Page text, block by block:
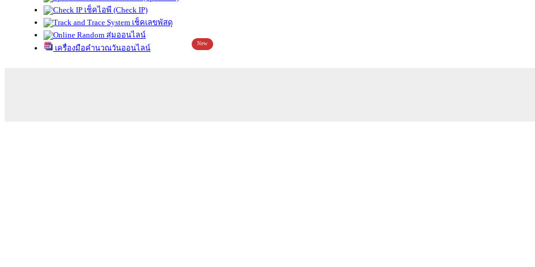
เช็คไอพี (Check IP)
เช็คเลขพัสดุ
สุ่มออนไลน์
เครื่องมือคำนวณวันออนไลน์
New